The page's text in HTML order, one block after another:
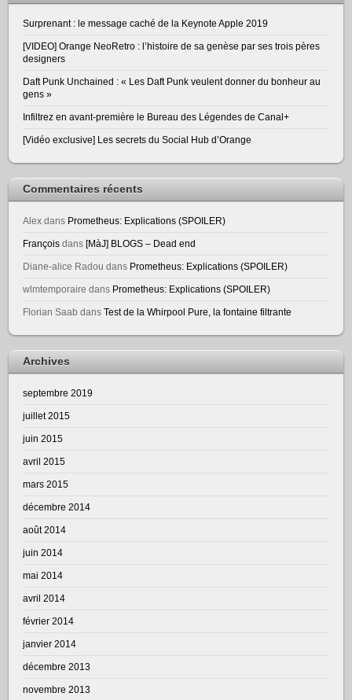
Surprenant : le message caché de la Keynote Apple 2019
[VIDEO] Orange NeoRetro : l’histoire de sa genèse par ses trois pères
designers
Daft Punk Unchained : « Les Daft Punk veulent donner du bonheur au
gens »
Infiltrez en avant-première le Bureau des Légendes de Canal+
[Vidéo exclusive] Les secrets du Social Hub d’Orange
Commentaires récents
Alex dans Prometheus: Explications (SPOILER)
François dans [MàJ] BLOGS – Dead end
Diane-alice Radou dans Prometheus: Explications (SPOILER)
wlmtemporaire dans Prometheus: Explications (SPOILER)
Florian Saab dansTest de la Whirpool Pure, la fontaine filtrante
Archives
septembre 2019
juillet 2015
juin 2015
avril 2015
mars 2015
décembre 2014
août 2014
juin 2014
mai 2014
avril 2014
février 2014
janvier 2014
décembre 2013
novembre 2013